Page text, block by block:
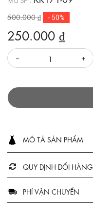
500.000 ₫ - 50%
250.000 ₫
MÔ TẢ SẢN PHẨM
QUY ĐỊNH ĐỔI HÀNG
PHÍ VẬN CHUYỂN